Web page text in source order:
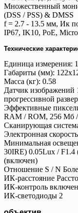
Множественный
(DSS / PSS) & DMSS
f = 2.7 - 13.5 мм, Ик
IP67, IK10, PoE,
Технические
Единица измерения:
Габариты (мм):
Масса (кг): 0.58
Датчик изображений
прогрессивной
Эффективные
RAM / ROM, 256 Мб
Сканирующая
Электронная
Минимальная
30IRE) 0.05Lux / F1.4
(включен)
Отношение S / N
ИК-расстояние
ИК-контроль
ИК-светодиоды 2